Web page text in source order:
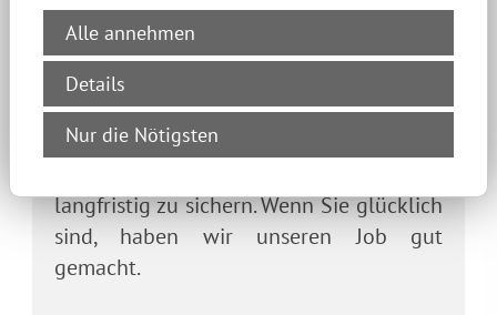
Kreativität, um Ihnen die besten
steuerlichen Lösungen zu garantieren.
Es geht nicht darum, das Finanzamt
glücklich zu machen, sondern darum,
langfristig zu sichern. Wenn Sie glücklich
sind, haben wir unseren Job gut
gemacht.
Alle annehmen
Details
Nur die Nötigsten